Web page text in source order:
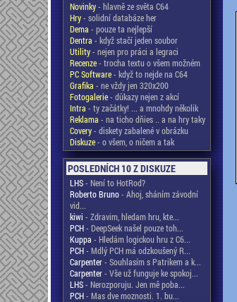
Novinky- hlavně ze světa C64
Hry- solidní databáze her
Dema - pouze ta nejlepší
Dentra - když stačí jeden soubor
Utility- nejen pro práci a legraci
Recenze- trocha textu o všem možném
PC Software- když to nejde na C64
Grafika - ne vždy jen 320x200
Fotogalerie- důkazy nejen z akcí
Intra - ty začátky! ... a mnohdy několik
Reklama - na ticho dňies .. a na hry taky
Covery- diskety zabalené v obrázku
Diskuze- o všem, o ničem a tak
POSLEDNÍCH 10 Z DISKUZE
LHS- Není to HotRod?
Roberto Bruno- Ahoj, sháním závodní
vid...
kiwi - Zdravim, hledam hru, kte...
PCH- DeepSeek našel pouze toh...
Kuppa - Hledám logickou hru z C6...
PCH- Mdlý PCH má odzkoušený R...
Carpenter- Souhlasím s Patrikem a k...
Carpenter- Vše už funguje ke spokoj...
LHS- Nerozporuju. Jen mě poba...
PCH- Mas dve moznosti. 1. bu...